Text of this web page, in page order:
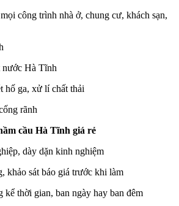
công trình nhà ở, chung cư, khách sạn,
nước Hà Tĩnh
hố ga, xử lí chất thải
rãnh
cầu Hà Tĩnh giá rẻ
dày dặn kinh nghiệm
khảo sát báo giá trước khi làm
thời gian, ban ngày hay ban đêm